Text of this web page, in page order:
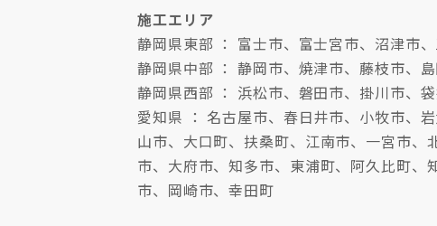
施工エリア
静岡県東部 ： 富士市、富士宮市、沼津市
静岡県中部 ： 静岡市、焼津市、藤枝市、
静岡県西部 ： 浜松市、磐田市、掛川市、
愛知県 ： 名古屋市、春日井市、小牧市、
山市、大口町、扶桑町、江南市、一宮市
市、大府市、知多市、東浦町、阿久比町
市、岡崎市、幸田町